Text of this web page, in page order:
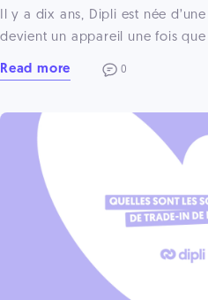
Il y a dix ans, Dipli est née
devient un appareil une fois que
Read more 0